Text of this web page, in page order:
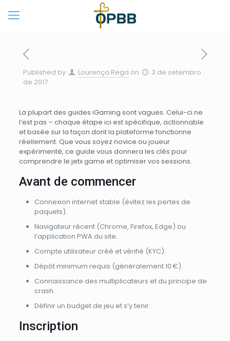
Published by Lourença Rega on
3 de setembro
de 2017
La plupart des guides iGaming sont vagues. Celui-ci ne
l’est pas – chaque étape ici est spécifique, actionnable
et basée sur la façon dont la plateforme fonctionne
réellement. Que vous soyez novice ou joueur
expérimenté, ce guide vous donnera les clés pour
comprendre le jetx game et optimiser vos sessions.
Avant de commencer
Connexion internet stable (évitez les pertes de
paquets).
Navigateur récent (Chrome, Firefox, Edge) ou
l’application PWA du site.
Compte utilisateur créé et vérifié (KYC).
Dépôt minimum requis (généralement 10 €).
Connaissance des multiplicateurs et du principe de
crash.
Définir un budget de jeu et s’y tenir.
Inscription